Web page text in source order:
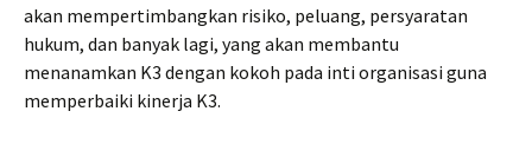
akan mempertimbangkan risiko, peluang, persyaratan
hukum, dan banyak lagi, yang akan membantu
menanamkan K3 dengan kokoh pada inti organisasi guna
memperbaiki kinerja K3.